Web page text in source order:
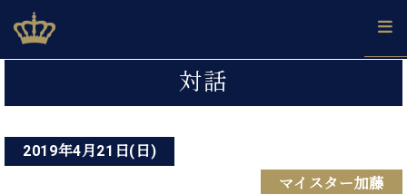
to
content
ベヒシュタインジャパン公式サイト
BECHSTEIN JAPAN Official Site
ベ
ヒ
ベ
シ
ュ
ド
ツ
の
メ
マ
ガ
ベ
シ
ュ
企
情
報
対話
2019年4月21日(日)
マイスター加藤
稿
ナ
ビ